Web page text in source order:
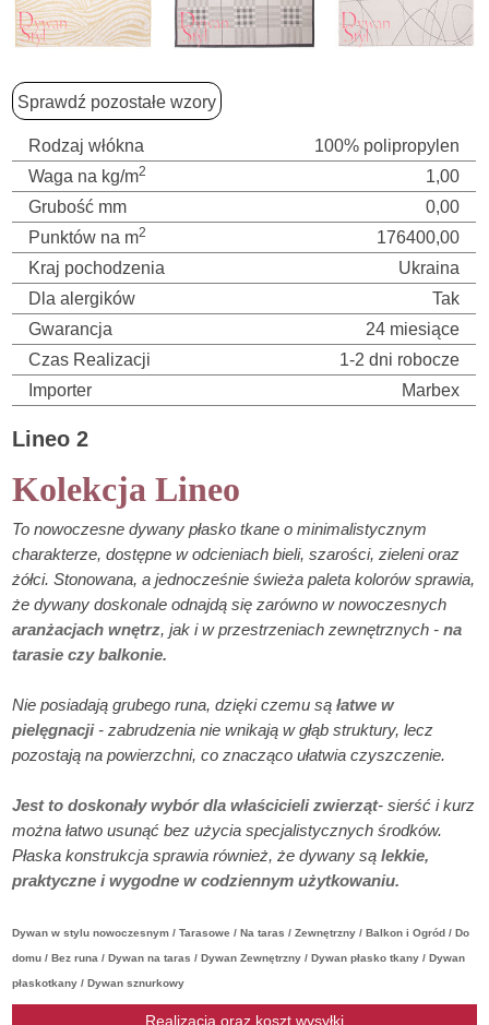
Sprawdź pozostałe wzory
Rodzaj włókna
100% polipropylen
Waga na kg/m2
1,00
Grubość mm
0,00
Punktów na m2
176400,00
Kraj pochodzenia
Ukraina
Dla alergików
Tak
Gwarancja
24 miesiące
Czas Realizacji
1-2 dni robocze
Importer
Marbex
Lineo 2
Kolekcja Lineo
To nowoczesne dywany płasko tkane o minimalistycznym
charakterze, dostępne w odcieniach bieli, szarości, zieleni oraz
żółci. Stonowana, a jednocześnie świeża paleta kolorów sprawia,
że dywany doskonale odnajdą się zarówno w nowoczesnych
aranżacjach wnętrz, jak i w przestrzeniach zewnętrznych -na
tarasie czy balkonie.
Nie posiadają grubego runa, dzięki czemu sąłatwe w
pielęgnacji - zabrudzenia nie wnikają w głąb struktury, lecz
pozostają na powierzchni, co znacząco ułatwia czyszczenie.
Jest to doskonały wybór dla właścicieli zwierząt- sierść i kurz
można łatwo usunąć bez użycia specjalistycznych środków.
Płaska konstrukcja sprawia również, że dywany są lekkie,
praktyczne i wygodne w codziennym użytkowaniu.
Dywan w stylu nowoczesnym / Tarasowe / Na taras / Zewnętrzny / Balkon i Ogród / Do
domu / Bez runa / Dywan na taras / Dywan Zewnętrzny / Dywan płasko tkany / Dywan
płaskotkany / Dywan sznurkowy
Realizacja oraz koszt wysyłki